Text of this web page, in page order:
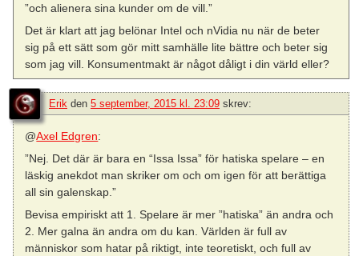
”och alienera sina kunder om de vill.”
Det är klart att jag belönar Intel och nVidia nu när de beter
sig på ett sätt som gör mitt samhälle lite bättre och beter sig
som jag vill. Konsumentmakt är något dåligt i din värld eller?
Erik den 5 september, 2015 kl. 23:09 skrev:
@Axel Edgren:
”Nej. Det där är bara en “Issa Issa” för hatiska spelare – en
läskig anekdot man skriker om och om igen för att berättiga
all sin galenskap.”
Bevisa empiriskt att 1. Spelare är mer ”hatiska” än andra och
2. Mer galna än andra om du kan. Världen är full av
människor som hatar på riktigt, inte teoretiskt, och full av